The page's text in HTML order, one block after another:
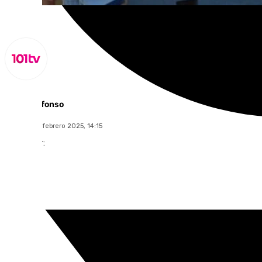
Miguel Alfonso
domingo, 2 febrero 2025, 14:15
Compartir: